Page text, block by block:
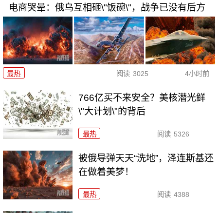
电商哭晕：俄乌互相砸\"饭碗\"，战争已没有后方
最热 阅读 3025 4小时前
766亿买不来安全？美核潜光鲜
\"大计划\"的背后
最热 阅读 5326
被俄导弹天天“洗地”，泽连斯基还
在做着美梦！
最热 阅读 4388